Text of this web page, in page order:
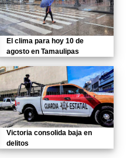
El clima para hoy 10 de
agosto en Tamaulipas
Victoria consolida baja en
delitos